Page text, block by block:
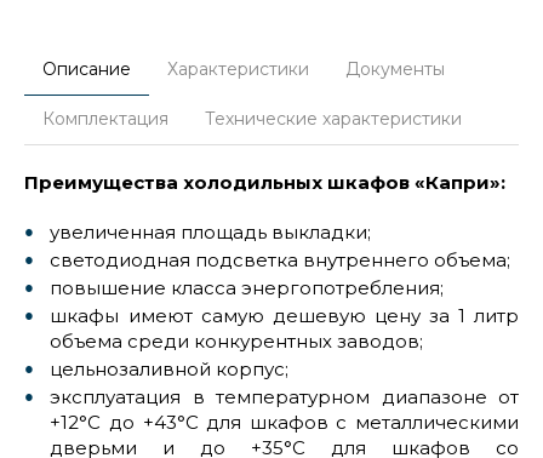
Описание Характеристики Документы
Комплектация Технические характеристики
Преимущества холодильных шкафов «Капри»:
увеличенная площадь выкладки;
светодиодная подсветка внутреннего объема;
повышение класса энергопотребления;
шкафы имеют самую дешевую цену за 1 литр
объема среди конкурентных заводов;
цельнозаливной корпус;
эксплуатация в температурном диапазоне от
+12°С до +43°С для шкафов с металлическими
дверьми и до +35°С для шкафов со